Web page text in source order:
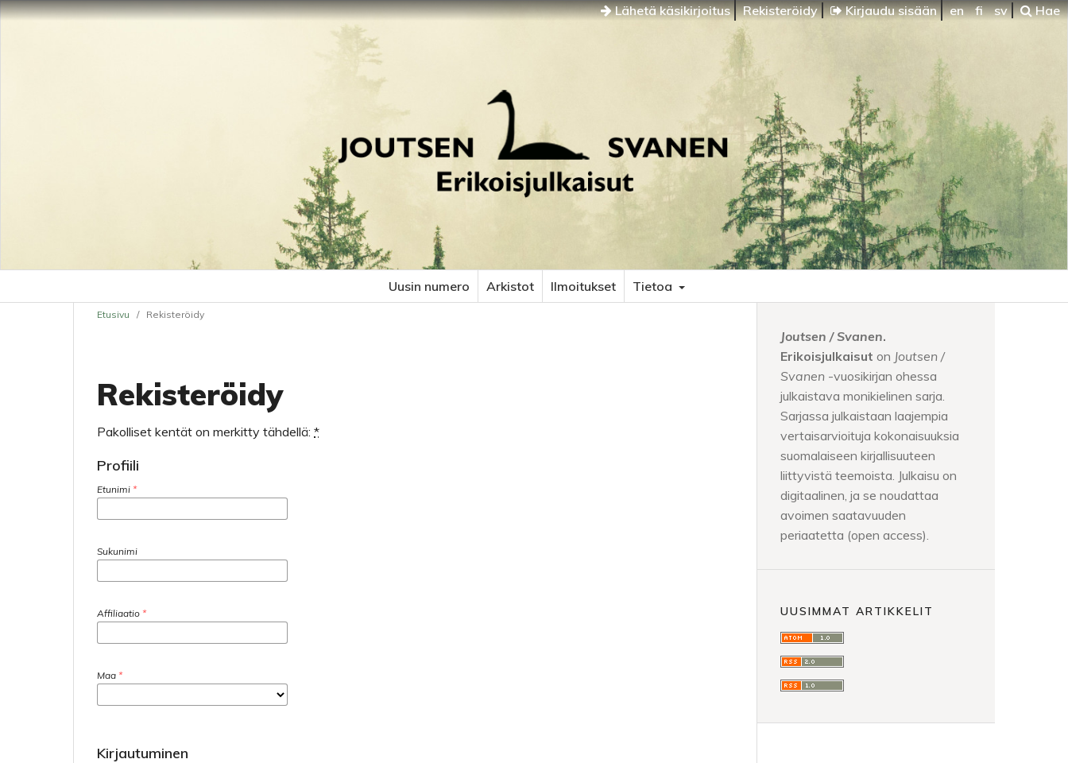
Lähetä käsikirjoitus Rekisteröidy Kirjaudu sisään en fi sv Hae
Uusin numero Arkistot Ilmoitukset Tietoa
Etusivu / Rekisteröidy
Rekisteröidy
Pakolliset kentät on merkitty tähdellä: *
Profiili
Etunimi *
Sukunimi
Affiliaatio *
Maa *
Kirjautuminen
Joutsen / Svanen.
Erikoisjulkaisut on Joutsen /
Svanen -vuosikirjan ohessa
julkaistava monikielinen sarja.
Sarjassa julkaistaan laajempia
vertaisarvioituja kokonaisuuksia
suomalaiseen kirjallisuuteen
liittyvistä teemoista. Julkaisu on
digitaalinen, ja se noudattaa
avoimen saatavuuden
periaatetta (open access).
UUSIMMAT ARTIKKELIT